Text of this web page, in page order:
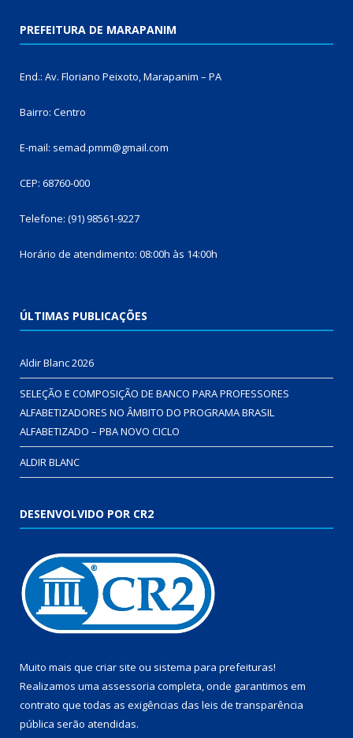
PREFEITURA DE MARAPANIM
End.: Av. Floriano Peixoto, Marapanim – PA
Bairro: Centro
E-mail: semad.pmm@gmail.com
CEP: 68760-000
Telefone: (91) 98561-9227
Horário de atendimento: 08:00h às 14:00h
ÚLTIMAS PUBLICAÇÕES
Aldir Blanc 2026
SELEÇÃO E COMPOSIÇÃO DE BANCO PARA PROFESSORES
ALFABETIZADORES NO ÂMBITO DO PROGRAMA BRASIL
ALFABETIZADO – PBA NOVO CICLO
ALDIR BLANC
DESENVOLVIDO POR CR2
Muito mais que criar site ou sistema para prefeituras!
Realizamos uma assessoria completa, onde garantimos em
contrato que todas as exigências das leis de transparência
pública serão atendidas.